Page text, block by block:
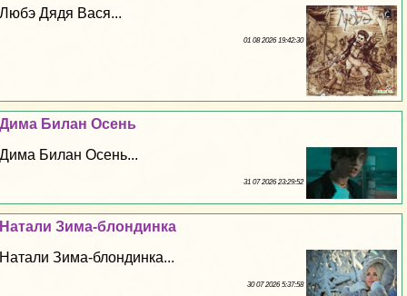
Любэ Дядя Вася...
01 08 2026 19:42:30
Дима Билан Осень
Дима Билан Осень...
31 07 2026 23:29:52
Натали Зима-блондинка
Натали Зима-блондинка...
30 07 2026 5:37:58